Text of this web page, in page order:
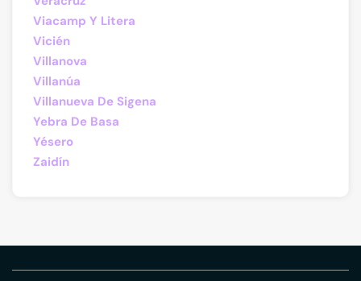
Viacamp Y Litera
Vicién
Villanova
Villanúa
Villanueva De Sigena
Yebra De Basa
Yésero
Zaidín